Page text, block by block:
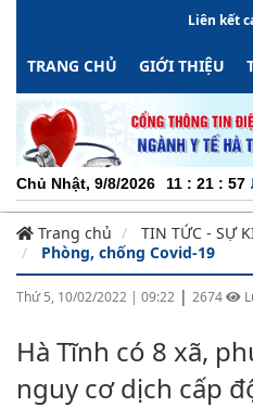
Liên kết
TRANG CHỦ GIỚI THIỆU
Chủ Nhật, 9/8/2026 11 : 21 : 57
ĐỘNG - MINH BẠCH - HIỆU QUẢ
Trang chủ
TIN TỨC - SỰ
Phòng, chống Covid-19
Thứ 5, 10/02/2022 | 09:22 | 2674
Hà Tĩnh có 8 xã,
nguy cơ dịch cấp